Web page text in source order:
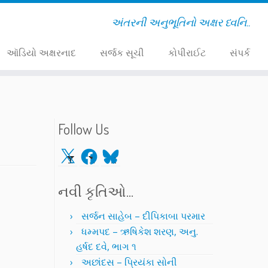
અંતરની અનુભૂતિનો અક્ષર ધ્વનિ..
ઑડિયો અક્ષરનાદ સર્જક સૂચી કોપીરાઈટ સંપર્ક
Follow Us
X Facebook
Bluesky
નવી કૃતિઓ…
સર્જન સાહેબ – દીપિકાબા પરમાર
ધમ્મપદ – ઋષિકેશ શરણ, અનુ.
હર્ષદ દવે, ભાગ ૧
અછાંદસ – પ્રિયંકા સોની